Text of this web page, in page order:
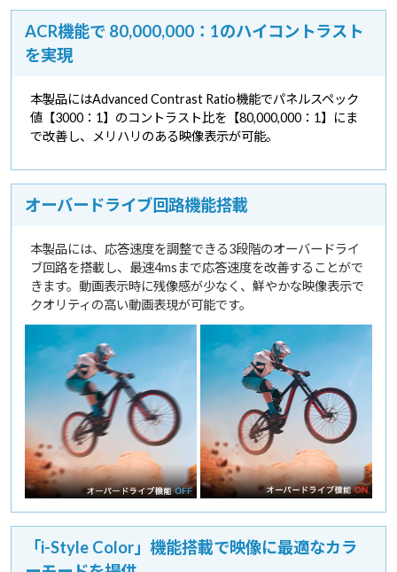
ACR機能で 80,000,000：1のハイコントラスト
を実現
本製品にはAdvanced Contrast Ratio機能でパネルスペック
値【3000：1】のコントラスト比を【80,000,000：1】にま
で改善し、メリハリのある映像表示が可能。
オーバードライブ回路機能搭載
本製品には、応答速度を調整できる3段階のオーバードライ
ブ回路を搭載し、最速4msまで応答速度を改善することがで
きます。動画表示時に残像感が少なく、鮮やかな映像表示で
クオリティの高い動画表現が可能です。
「i-Style Color」機能搭載で映像に最適なカラ